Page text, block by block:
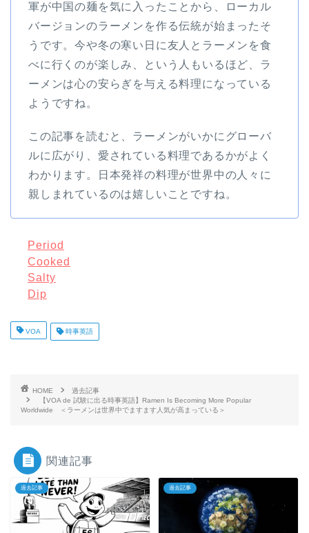
軍が中国の麺を気に入ったことから、ローカル
バージョンのラーメンを作る伝統が始まったそ
うです。今や冬の寒い日に友人とラーメンを食
べに行くのが楽しみ、という人もいるほど、ラ
ーメンは心の安らぎを与える料理になっている
ようですね。
この記事を読むと、ラーメンがいかにグローバ
ルに広がり、愛されている料理であるかがよく
わかります。日本発祥の料理が世界中の人々に
親しまれているのは嬉しいことですね。
Period
Cooked
Salty
Dip
VOA 時事英語
HOME
過去記事
【VOA de 試験に出る時事英語】Ramen Is Becoming More Popular
Worldwide ＜ラーメンは世界中でますます人気が高まっている＞
関連記事
過去記事 過去記事